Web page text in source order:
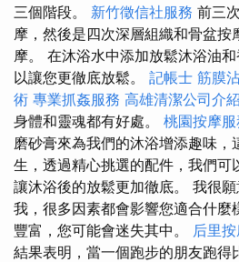
三個階段。 新竹徵信社服務 前三
摩，然後是四次深層組織和骨盆按
摩。 在沐浴水中添加放鬆沐浴油
以讓您更徹底放鬆。 記帳士 筋膜
術 專業抓姦服務 高雄清潔公司介紹
身體和靈魂都有好處。 桃園按摩服
磨砂膏來為我們的沐浴增添趣味，
生，透過精心挑選的配件，我們可
讓沐浴後的放鬆更加徹底。 我很
我，很多因素都會影響您適合什麼
豐富，您可能會迷失其中。 后里
結果表明，當一個跑步的朋友跑得